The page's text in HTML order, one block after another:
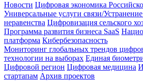
Новости Цифровая экономика
Универсальные услуги связи/
неравенства Цифровизация сельского
Программа развития бизнеса SaaS
платформа Кибербезопасность
Мониторинг глобальных трендов
технологии на выборах Единая
Цифровой регион Цифровая медицина
стартапам Архив проектов